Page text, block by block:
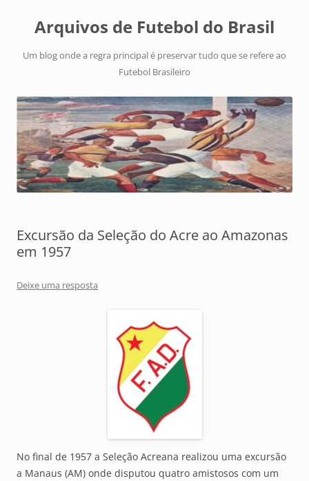
Arquivos de Futebol do Brasil
Um blog onde a regra principal é preservar tudo que se refere ao
Futebol Brasileiro
Excursão da Seleção do Acre ao Amazonas
em 1957
Deixe uma resposta
No final de 1957 a Seleção Acreana realizou uma excursão
a Manaus (AM) onde disputou quatro amistosos com um